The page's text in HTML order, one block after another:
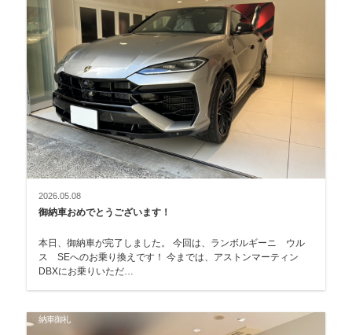
2026.05.08
御納車おめでとうございます！
本日、御納車が完了しました。 今回は、ランボルギーニ ウル
ス SEへのお乗り換えです！ 今までは、アストンマーティン
DBXにお乗りいただ…
納車御礼